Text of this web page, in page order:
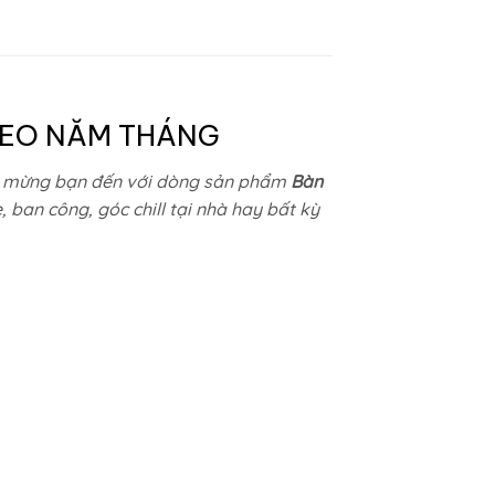
NĂM THÁNG
mừng bạn đến với dòng sản phẩm Bàn
ban công, góc chill tại nhà hay bất kỳ